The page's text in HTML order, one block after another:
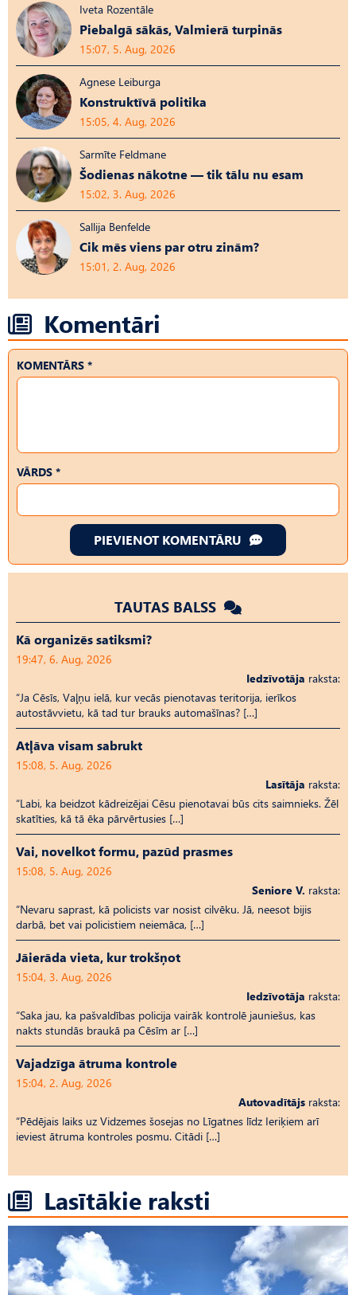
Iveta Rozentāle
Piebalgā sākās, Valmierā turpinās
15:07, 5. Aug, 2026
Agnese Leiburga
Konstruktīvā politika
15:05, 4. Aug, 2026
Sarmīte Feldmane
Šodienas nākotne — tik tālu nu esam
15:02, 3. Aug, 2026
Sallija Benfelde
Cik mēs viens par otru zinām?
15:01, 2. Aug, 2026
Komentāri
KOMENTĀRS *
VĀRDS *
PIEVIENOT KOMENTĀRU
TAUTAS BALSS
Kā organizēs satiksmi?
19:47, 6. Aug, 2026
Iedzīvotāja raksta:
“Ja Cēsīs, Vaļņu ielā, kur vecās pienotavas teritorija, ierīkos
autostāvvietu, kā tad tur brauks automašīnas? […]
Atļāva visam sabrukt
15:08, 5. Aug, 2026
Lasītāja raksta:
“Labi, ka beidzot kādreizējai Cēsu pienotavai būs cits saimnieks. Žēl
skatīties, kā tā ēka pārvērtusies […]
Vai, novelkot formu, pazūd prasmes
15:08, 5. Aug, 2026
Seniore V. raksta:
“Nevaru saprast, kā policists var nosist cilvēku. Jā, neesot bijis
darbā, bet vai policistiem neiemāca, […]
Jāierāda vieta, kur trokšņot
15:04, 3. Aug, 2026
Iedzīvotāja raksta:
“Saka jau, ka pašvaldības policija vairāk kontrolē jauniešus, kas
nakts stundās braukā pa Cēsīm ar […]
Vajadzīga ātruma kontrole
15:04, 2. Aug, 2026
Autovadītājs raksta:
“Pēdējais laiks uz Vid­ze­mes šosejas no Līgatnes līdz Ieriķiem arī
ieviest ātruma kontroles posmu. Citādi […]
Lasītākie raksti